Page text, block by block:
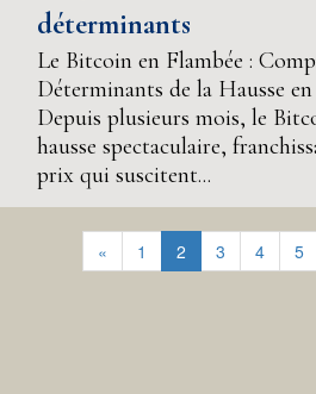
déterminants
Le Bitcoin en Flambée :
Déterminants de la Hausse
Depuis plusieurs mois, le
hausse spectaculaire,
prix qui suscitent...
« 1 2 3 4 5